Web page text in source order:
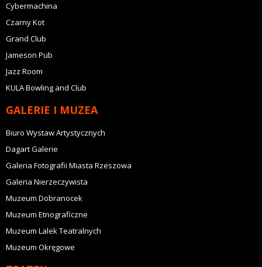
Cybermachina
Czarny Kot
Grand Club
Jameson Pub
Jazz Room
KULA Bowling and Club
GALERIE I MUZEA
Biuro Wystaw Artystycznych
Dagart Galerie
Galeria Fotografii Miasta Rzeszowa
Galeria Nierzeczywista
Muzeum Dobranocek
Muzeum Etnograficzne
Muzeum Lalek Teatralnych
Muzeum Okręgowe